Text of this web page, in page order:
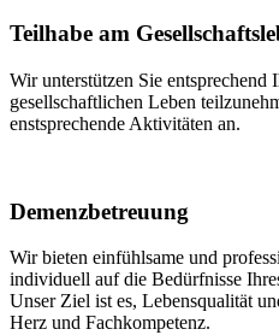
Teilhabe am
Wir unterstützen Sie entsprechend
gesellschaftlichen Leben
enstsprechende Aktivitäten an.
Demenzbetreuung
Wir bieten einfühlsame und
individuell auf die Bedürfnisse
Unser Ziel ist es, Lebensqualität
Herz und Fachkompetenz.